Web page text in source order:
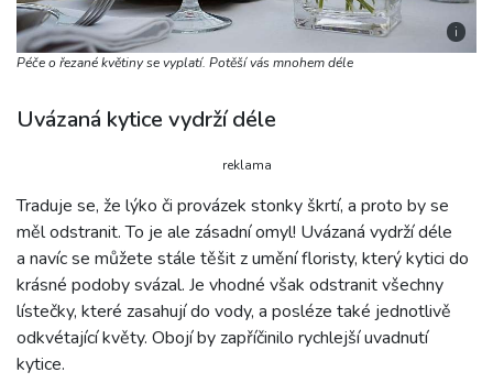
i
Péče o řezané květiny se vyplatí. Potěší vás mnohem déle
Uvázaná kytice vydrží déle
reklama
Traduje se, že lýko či provázek stonky škrtí, a proto by se
měl odstranit. To je ale zásadní omyl! Uvázaná vydrží déle
a navíc se můžete stále těšit z umění floristy, který kytici do
krásné podoby svázal. Je vhodné však odstranit všechny
lístečky, které zasahují do vody, a posléze také jednotlivě
odkvétající květy. Obojí by zapříčinilo rychlejší uvadnutí
kytice.